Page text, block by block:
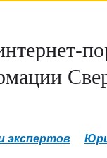
экспертов